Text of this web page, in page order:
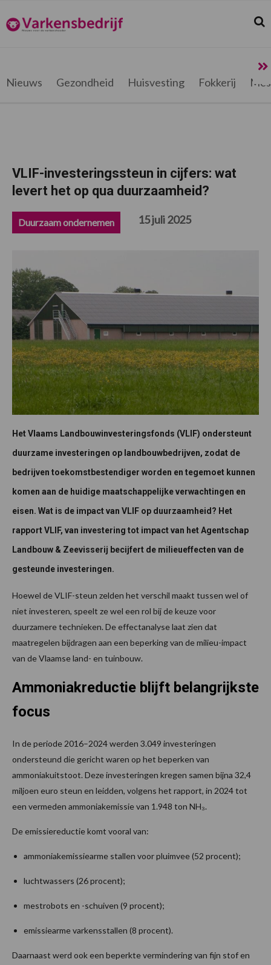
de
hoofdnavigatie
de
hoofd
de
eerste
de
voettekst
Varkensbedrijf.be
Nieuws Gezondheid Huisvesting Fokkerij
VLIF-investeringssteun in cijfers: wat
levert het op qua duurzaamheid?
Duurzaam ondernemen 15 juli 2025
Het Vlaams Landbouwinvesteringsfonds (VLIF) ondersteunt
duurzame investeringen op landbouwbedrijven, zodat de
bedrijven toekomstbestendiger worden en tegemoet kunnen
komen aan de huidige maatschappelijke verwachtingen en
eisen. Wat is de impact van VLIF op duurzaamheid? Het
rapport VLIF, van investering tot impact van het Agentschap
Landbouw & Zeevisserij becijfert de milieueffecten van de
gesteunde investeringen.
Hoewel de VLIF-steun zelden het verschil maakt tussen wel of
niet investeren, speelt ze wel een rol bij de keuze voor
duurzamere technieken. De effectanalyse laat zien dat
maatregelen bijdragen aan een beperking van de milieu-impact
van de Vlaamse land- en tuinbouw.
Ammoniakreductie blijft belangrijkste
focus
In de periode 2016–2024 werden 3.049 investeringen
ondersteund die gericht waren op het beperken van
ammoniakuitstoot. Deze investeringen kregen samen bijna 32,4
miljoen euro steun en leidden, volgens het rapport, in 2024 tot
een vermeden ammoniakemissie van 1.948 ton NH₃.
De emissiereductie komt vooral van:
ammoniakemissiearme stallen voor pluimvee (52 procent);
luchtwassers (26 procent);
mestrobots en -schuiven (9 procent);
emissiearme varkensstallen (8 procent).
Daarnaast werd ook een beperkte vermindering van fijn stof en